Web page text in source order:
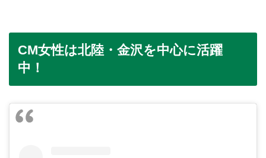
CM女性は北陸・金沢を中心に活躍
中！